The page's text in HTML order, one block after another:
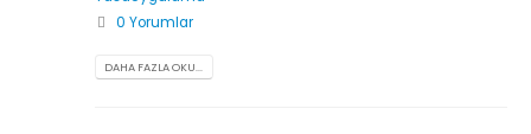
0 Yorumlar
DAHA FAZLA OKU...